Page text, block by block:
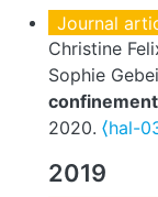
Journal
Christine
Sophie
2020. ⟨hal-
2019